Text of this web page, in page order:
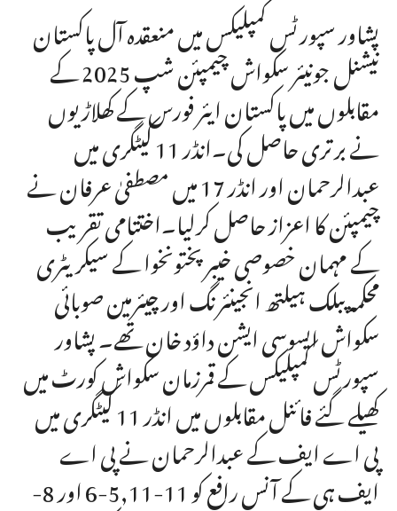
پشاور سپورٹس کمپلیکس میں منعقدہ آل پاکستان
نیشنل جونیئر سکواش چیمپئن شپ 2025 کے
مقابلوں میں پاکستان ایئر فورس کے کھلاڑیوں
نے برتری حاصل کی۔انڈر 11 کیٹگری میں
عبدالرحمان اور انڈر 17 میں مصطفیٰ عرفان نے
چیمپئن کا اعزاز حاصل کرلیا۔اختتامی تقریب
کے مہمان خصوصی خیبرپختونخوا کے سیکریٹری
محکمہ پبلک ہیلتھ انجینئرنگ اور چیئرمین صوبائی
سکواش ایسوسی ایشن داؤد خان تھے۔ پشاور
سپورٹس کمپلیکس کے قمرزمان سکواش کورٹ میں
کھیلے گئے فائنل مقابلوں میں انڈر 11 کیٹگری میں
پی اے ایف کے عبدالرحمان نے پی اے
ایف ہی کے آنس رافع کو 11-5,11-6 اور 8-